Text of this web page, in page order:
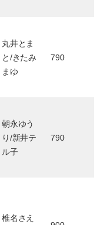
丸井とま
と/きたみ
まゆ
790
朝永ゆう
り/新井テ
ル子
790
椎名さえ